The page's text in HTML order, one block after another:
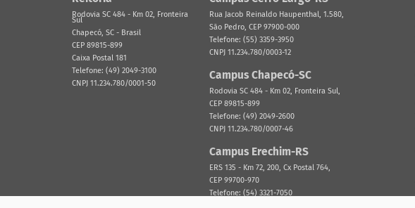
Rodovia SC 484 - Km 02, Fronteira
Sul
Chapecó, SC - Brasil
CEP 89815-899
Caixa Postal 181
Telefone: (49) 2049-3100
CNPJ 11.234.780/0001-50
Rua Jacob Reinaldo Haupenthal, 1.580,
São Pedro, CEP 97900-000
Telefone: (55) 3359-3950
CNPJ 11.234.780/0003-12
Campus Chapecó-SC
Rodovia SC 484 - Km 02, Fronteira Sul,
CEP 89815-899
Telefone: (49) 2049-2600
CNPJ 11.234.780/0007-46
Campus Erechim-RS
ERS 135 - Km 72, 200, Cx Postal 764,
CEP 99700-970
Telefone: (54) 3321-7050